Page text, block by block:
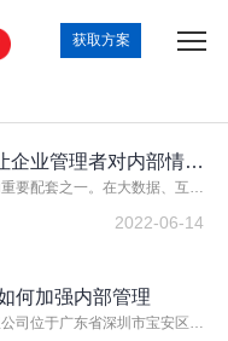
获取方案
企业管理者对内部情况
握
要配套之一。在大数据、互联
效得帮助企业降低管理成本、
2022-06-14
何加强内部管理
司位于广东省深圳市宝安区，